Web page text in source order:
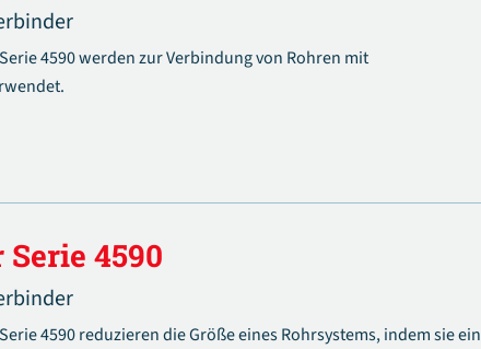
4590 werden zur Verbindung von Rohren mit
4590
4590 reduzieren die Größe eines Rohrsystems, indem sie ein